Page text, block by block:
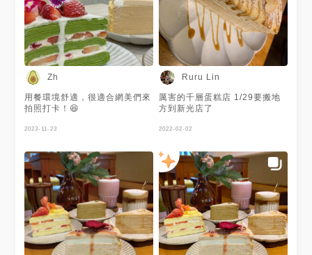
Zh
用餐環境舒適，很適合網美們來
拍照打卡！😆
2023-11-23
Ruru Lin
厲害的千層蛋糕店 1/29要搬地
方到新光店了
2022-02-02